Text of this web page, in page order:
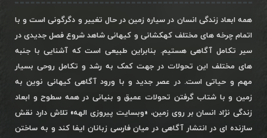
همه ابعاد زندگی انسان در سیاره زمین در حال تغییر و دگرگونی است و با
اتمام چرخه های مختلف کهکشانی و کیهانی شاهد شروع فصل جدیدی در
سیر تکامل آگاهی هستیم. بنابراین طبیعی است که آشنایی با جنبه
های مختلف این تحولات در جهت کمک به رشد و تکامل روحی بسیار
مهم و حیاتی است. در عصر جدید و با ورود آگاهی کیهانی نوین به
زمین و با شتاب گرفتن تحولات عمیق و بنیانی در همه سطوح و ابعاد
زندگی نژاد انسان بر روی زمین، «وبسایت پیروزی الهه» تلاش دارد نقش
سازنده ای در انتشار آگاهی در میان فارسی زبانان ایفا کند و به ساختن